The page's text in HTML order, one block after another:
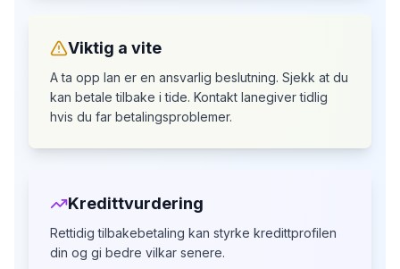
Viktig a vite
A ta opp lan er en ansvarlig beslutning. Sjekk at du
kan betale tilbake i tide. Kontakt lanegiver tidlig
hvis du far betalingsproblemer.
Kredittvurdering
Rettidig tilbakebetaling kan styrke kredittprofilen
din og gi bedre vilkar senere.